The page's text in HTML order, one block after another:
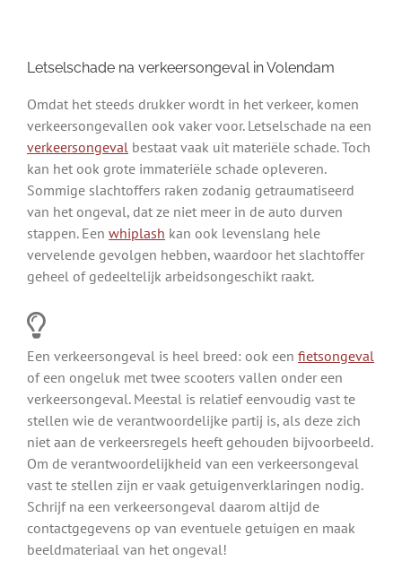
Letselschade na verkeersongeval in Volendam
Omdat het steeds drukker wordt in het verkeer, komen
verkeersongevallen ook vaker voor. Letselschade na een
verkeersongeval bestaat vaak uit materiële schade. Toch
kan het ook grote immateriële schade opleveren.
Sommige slachtoffers raken zodanig getraumatiseerd
van het ongeval, dat ze niet meer in de auto durven
stappen. Een whiplash kan ook levenslang hele
vervelende gevolgen hebben, waardoor het slachtoffer
geheel of gedeeltelijk arbeidsongeschikt raakt.
Een verkeersongeval is heel breed: ook een fietsongeval
of een ongeluk met twee scooters vallen onder een
verkeersongeval. Meestal is relatief eenvoudig vast te
stellen wie de verantwoordelijke partij is, als deze zich
niet aan de verkeersregels heeft gehouden bijvoorbeeld.
Om de verantwoordelijkheid van een verkeersongeval
vast te stellen zijn er vaak getuigenverklaringen nodig.
Schrijf na een verkeersongeval daarom altijd de
contactgegevens op van eventuele getuigen en maak
beeldmateriaal van het ongeval!